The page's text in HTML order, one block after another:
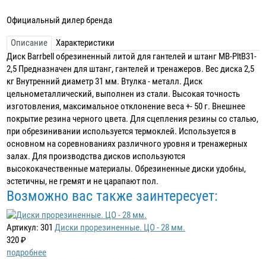
Официальный дилер бренда
Описание
Характеристики
Диск Barrbell обрезиненный литой для гантелей и штанг MB-PltB31-
2,5 Предназначен для штанг, гантелей и тренажеров. Вес диска 2,5
кг Внутренний диаметр 31 мм. Втулка - металл. Диск
цельнометаллический, выполнен из стали. Высокая точность
изготовления, максимальное отклонение веса +- 50 г. Внешнее
покрытие резина черного цвета. Для сцепления резины со сталью,
при обрезинивании используется термоклей. Используется в
основном на соревнованиях различного уровня и тренажерных
залах. Для производства дисков используются
высококачественные материалы. Обрезиненные диски удобны,
эстетичны, не гремят и не царапают пол.
Возможно вас также заинтересует:
Артикул: 301 Диски прорезиненные. ЦО - 28 мм.
320 ₽
подробнее